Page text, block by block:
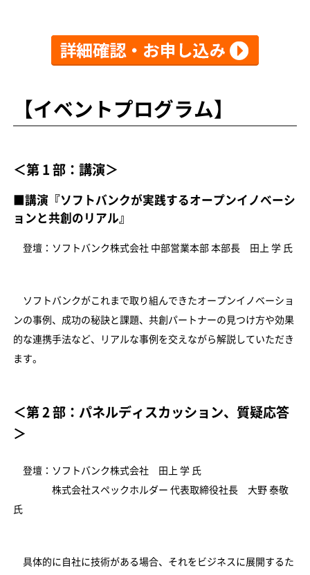
【イベントプログラム】
＜第 1 部：講演＞
■講演『ソフトバンクが実践するオープンイノベーシ
ョンと共創のリアル』
登壇：ソフトバンク株式会社 中部営業本部 本部長 田上 学 氏
ソフトバンクがこれまで取り組んできたオープンイノベーショ
ンの事例、成功の秘訣と課題、共創パートナーの見つけ方や効果
的な連携手法など、リアルな事例を交えながら解説していただき
ます。
＜第 2 部：パネルディスカッション、質疑応答
＞
登壇：ソフトバンク株式会社 田上 学 氏
株式会社スペックホルダー 代表取締役社長 大野 泰敬
氏
具体的に自社に技術がある場合、それをビジネスに展開するた